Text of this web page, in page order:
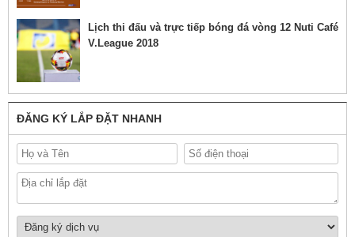
Lịch thi đấu và trực tiếp bóng đá vòng 12 Nuti Café
V.League 2018
ĐĂNG KÝ LẮP ĐẶT NHANH